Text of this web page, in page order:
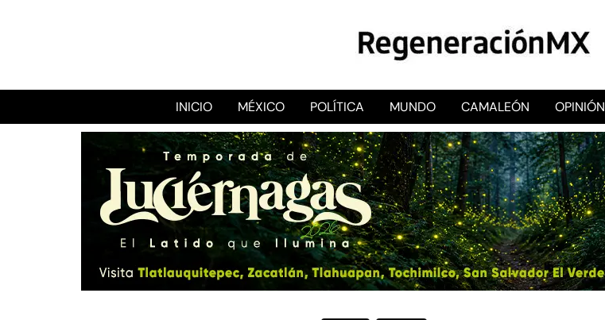
RegeneraciónMX
Sitio de noticias libre e independiente
INICIO MÉXICO POLÍTICA MUNDO CAMALEÓN OPINIÓN